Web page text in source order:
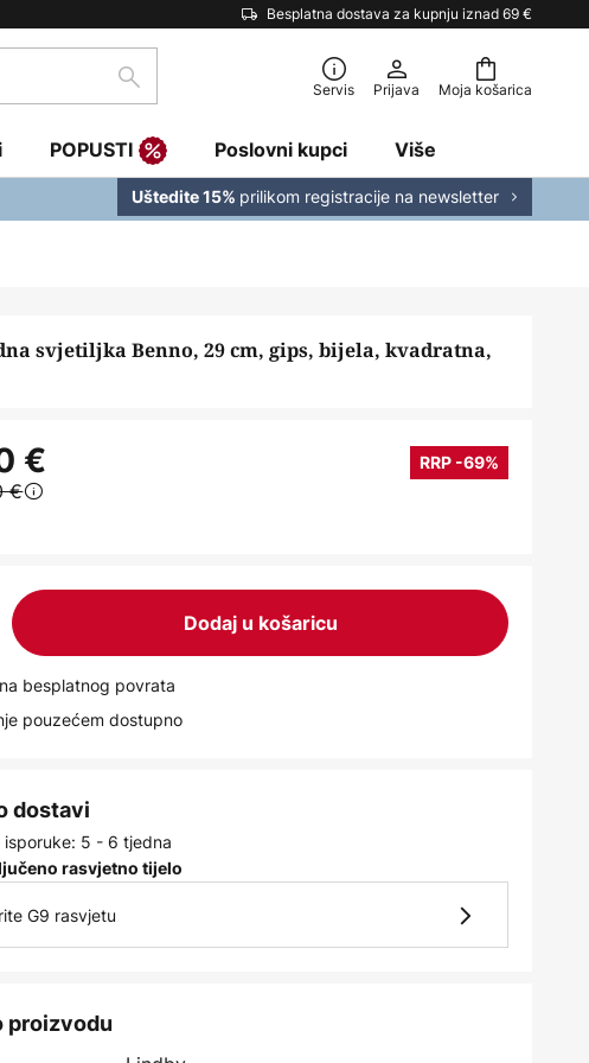
Besplatna dostava za kupnju iznad 69 €
Moja košarica
traži Servis Prijava
POPUSTI Poslovni kupci Više
Uštedite 15% prilikom registracije na newsletter
svjetiljka Benno, 29 cm, gips, bijela, kvadratna,
€ RRP -69%
€
Dodaj u košaricu
besplatnog povrata
pouzećem dostupno
dostavi
isporuke: 5 - 6 tjedna
rasvjetno tijelo
G9 rasvjetu
proizvodu